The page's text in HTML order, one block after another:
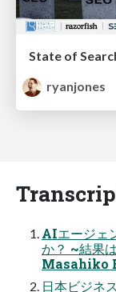
ryanjones
AIエージェ
か？ ~結果
Masahiko
日本ビジネ